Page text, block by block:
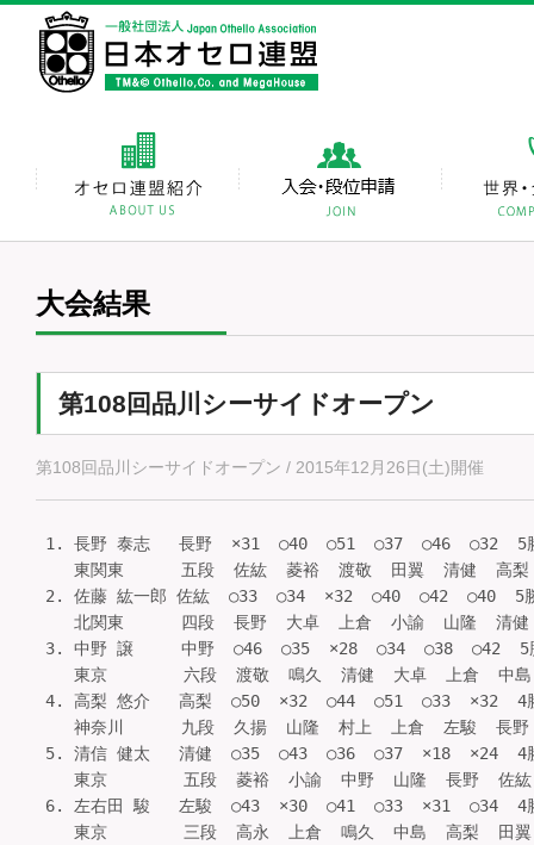
大会結果
第108回品川シーサイドオープン
第108回品川シーサイドオープン / 2015年12月26日(土)開催
1. 長野 泰志   長野  ×31  ○40  ○51  ○37  ○46  ○32  5
東関東      五段  佐紘  菱裕  渡敬  田翼  清健  高
2. 佐藤 紘一郎 佐紘  ○33  ○34  ×32  ○40  ○42  ○40  5
北関東      四段  長野  大卓  上倉  小諭  山隆  清
3. 中野 譲     中野  ○46  ○35  ×28  ○34  ○38  ○42  5
東京        六段  渡敬  鳴久  清健  大卓  上倉  中
4. 高梨 悠介   高梨  ○50  ×32  ○44  ○51  ○33  ×32  4
神奈川      九段  久揚  山隆  村上  上倉  左駿  長
5. 清信 健太   清健  ○35  ○43  ○36  ○37  ×18  ×24  4
東京        五段  菱裕  小諭  中野  山隆  長野  佐
6. 左右田 駿   左駿  ○43  ×30  ○41  ○33  ×31  ○34  4
東京        三段  高永  上倉  鳴久  中島  高梨  田